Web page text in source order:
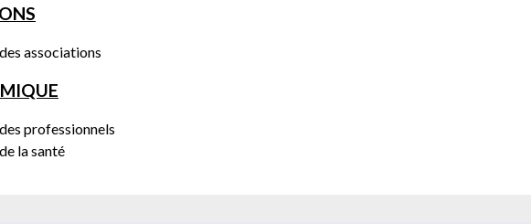
associations
professionnels
la santé